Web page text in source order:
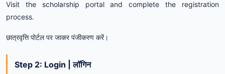
Visit the scholarship portal and complete the registration
process.
छात्रवृत्ति पोर्टल पर जाकर पंजीकरण करें।
Step 2: Login | लॉगिन